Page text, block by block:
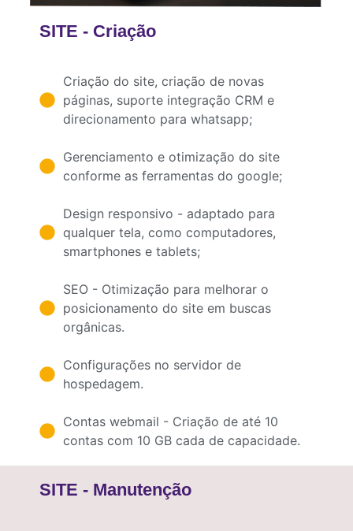
SITE - Criação
Criação do site, criação de novas
páginas, suporte integração CRM e
direcionamento para whatsapp;
Gerenciamento e otimização do site
conforme as ferramentas do google;
Design responsivo - adaptado para
qualquer tela, como computadores,
smartphones e tablets;
SEO - Otimização para melhorar o
posicionamento do site em buscas
orgânicas.
Configurações no servidor de
hospedagem.
Contas webmail - Criação de até 10
contas com 10 GB cada de capacidade.
SITE - Manutenção